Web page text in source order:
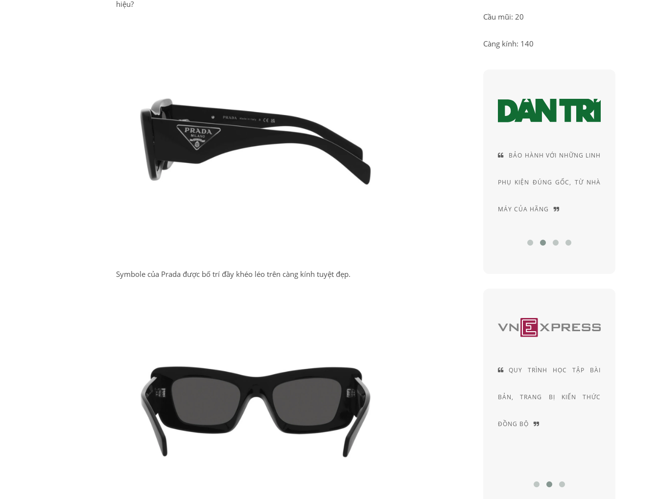
hiệu?
Symbole của Prada được bố trí đầy khéo léo trên càng kính tuyệt đẹp.
Cầu mũi: 20
Càng kính: 140
PATRICK EYEWEAR VÀ VỊ THẾ
ĐỐI TÁC CHÍNH THỨC CỦA RAY-
BẢO HÀNH VỚI NHỮNG LINH
PHỤ KIỆN ĐÚNG GỐC, TỪ NHÀ
MÁY CỦA HÃNG
PATRICK EYEWEAR HIỆN LÀ
ĐƠN VỊ PHÂN PHỐI CÁC SẢN
PHẨM CỦA RAYBAN TẠI VIỆT
NAM
QUY TRÌNH HỌC TẬP BÀI
BẢN, TRANG BỊ KIẾN THỨC
ĐỒNG BỘ